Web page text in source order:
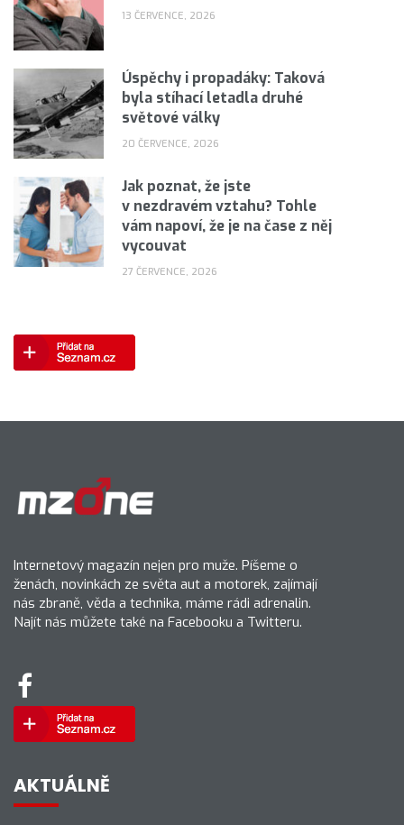
13 ČERVENCE, 2026
Úspěchy i propadáky: Taková
byla stíhací letadla druhé
světové války
20 ČERVENCE, 2026
Jak poznat, že jste
v nezdravém vztahu? Tohle
vám napoví, že je na čase z něj
vycouvat
27 ČERVENCE, 2026
Internetový magazín nejen pro muže. Píšeme o
ženách, novinkách ze světa aut a motorek, zajímají
nás zbraně, věda a technika, máme rádi adrenalin.
Najít nás můžete také na Facebooku a Twitteru.
AKTUÁLNĚ